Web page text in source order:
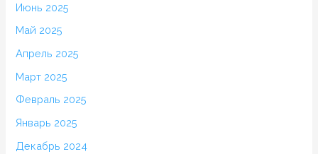
Июнь 2025
Май 2025
Апрель 2025
Март 2025
Февраль 2025
Январь 2025
Декабрь 2024